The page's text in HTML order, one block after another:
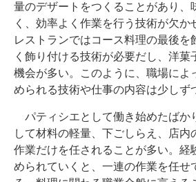
量のデザートをつくることがあり、
く、効率よく作業を行う技術が欠か
レストランではコース料理の最後を
く飾り付ける技術が必要だし、洋菓
機会が多い。このように、職場によ
められる技術や仕事の内容は少しず
パティシエとして働き始めたばか
して材料の軽量、下ごしらえ、店内
作業だけを任されることが多い。経
められていくと、一連の作業を任せ